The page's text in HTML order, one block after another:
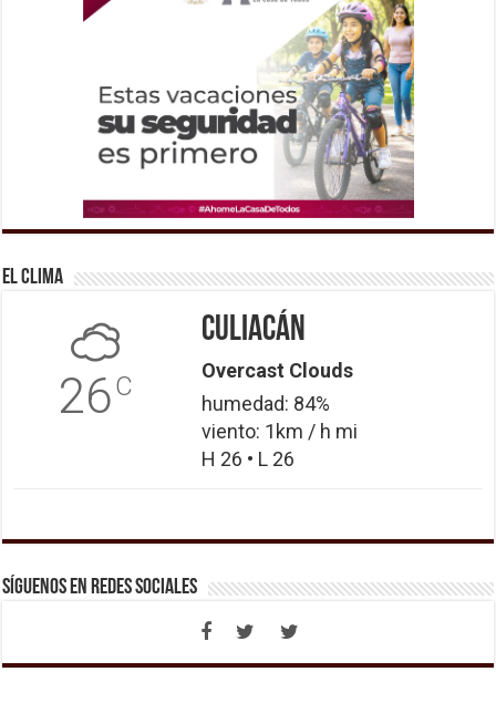
El Clima
26C
Culiacán
Overcast Clouds
humedad: 84%
viento: 1km / h mi
H 26 • L 26
Síguenos en Redes Sociales